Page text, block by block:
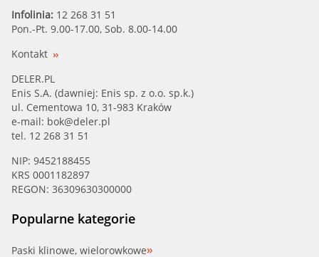
Infolinia: 12 268 31 51
Pon.-Pt. 9.00-17.00, Sob. 8.00-14.00
Kontakt
DELER.PL
Enis S.A. (dawniej: Enis sp. z o.o. sp.k.)
ul. Cementowa 10, 31-983 Kraków
e-mail: bok@deler.pl
tel. 12 268 31 51
NIP: 9452188455
KRS 0001182897
REGON: 36309630300000
Popularne kategorie
Paski klinowe, wielorowkowe